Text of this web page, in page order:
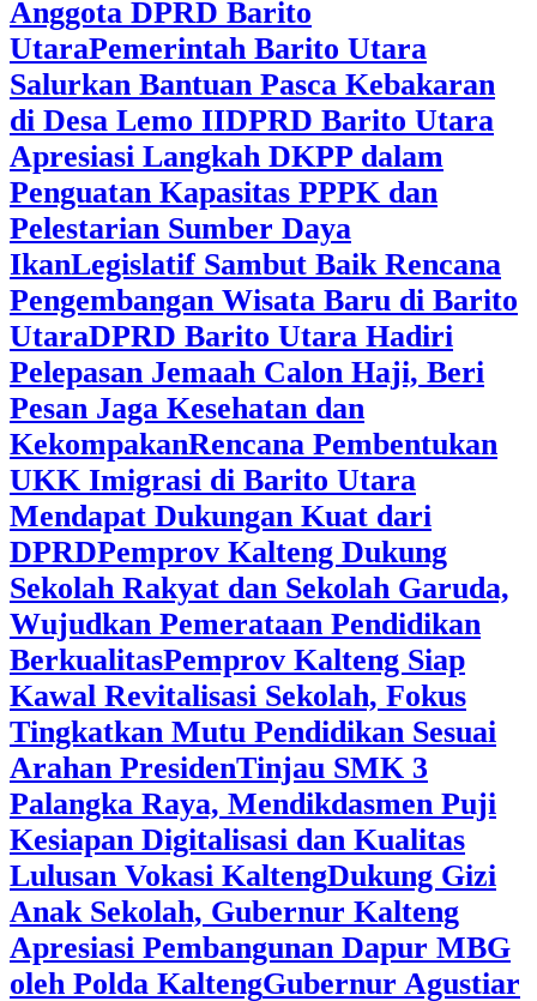
Anggota DPRD Barito
UtaraPemerintah Barito Utara
Salurkan Bantuan Pasca Kebakaran
di Desa Lemo IIDPRD Barito Utara
Apresiasi Langkah DKPP dalam
Penguatan Kapasitas PPPK dan
Pelestarian Sumber Daya
IkanLegislatif Sambut Baik Rencana
Pengembangan Wisata Baru di Barito
UtaraDPRD Barito Utara Hadiri
Pelepasan Jemaah Calon Haji, Beri
Pesan Jaga Kesehatan dan
KekompakanRencana Pembentukan
UKK Imigrasi di Barito Utara
Mendapat Dukungan Kuat dari
DPRD‎Pemprov Kalteng Dukung
Sekolah Rakyat dan Sekolah Garuda,
Wujudkan Pemerataan Pendidikan
Berkualitas‎Pemprov Kalteng Siap
Kawal Revitalisasi Sekolah, Fokus
Tingkatkan Mutu Pendidikan Sesuai
Arahan Presiden‎Tinjau SMK 3
Palangka Raya, Mendikdasmen Puji
Kesiapan Digitalisasi dan Kualitas
Lulusan Vokasi Kalteng‎Dukung Gizi
Anak Sekolah, Gubernur Kalteng
Apresiasi Pembangunan Dapur MBG
oleh Polda Kalteng‎Gubernur Agustiar